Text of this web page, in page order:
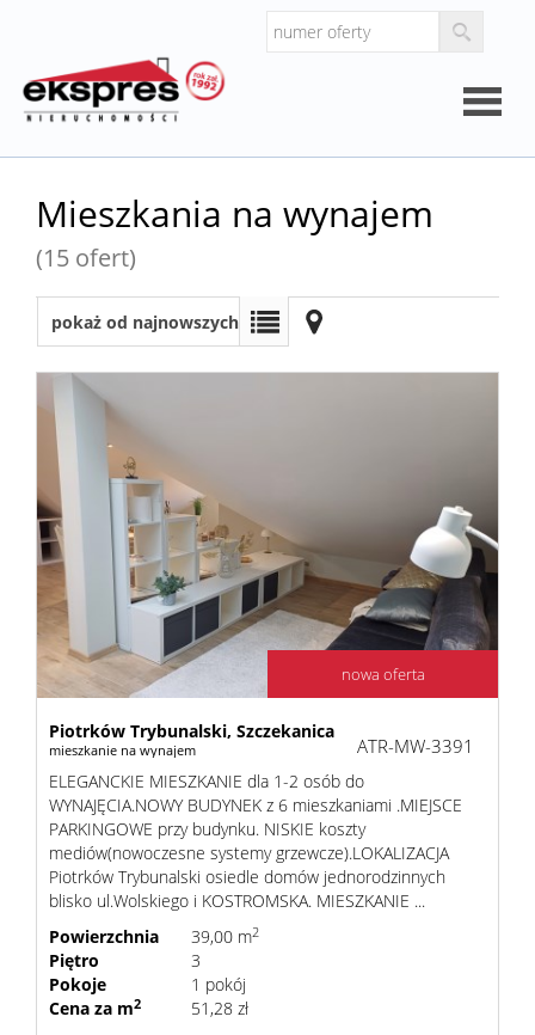
Mieszkania na wynajem
(15 ofert)
pokaż od najnowszych
nowa oferta
Piotrków Trybunalski, Szczekanica
mieszkanie na wynajem ATR-MW-3391
ELEGANCKIE MIESZKANIE dla 1-2 osób do
WYNAJĘCIA.NOWY BUDYNEK z 6 mieszkaniami .MIEJSCE
PARKINGOWE przy budynku. NISKIE koszty
mediów(nowoczesne systemy grzewcze).LOKALIZACJA
Piotrków Trybunalski osiedle domów jednorodzinnych
blisko ul.Wolskiego i KOSTROMSKA. MIESZKANIE ...
Powierzchnia
39,00 m2
Piętro
3
Pokoje
1 pokój
Cena za m2 51,28 zł